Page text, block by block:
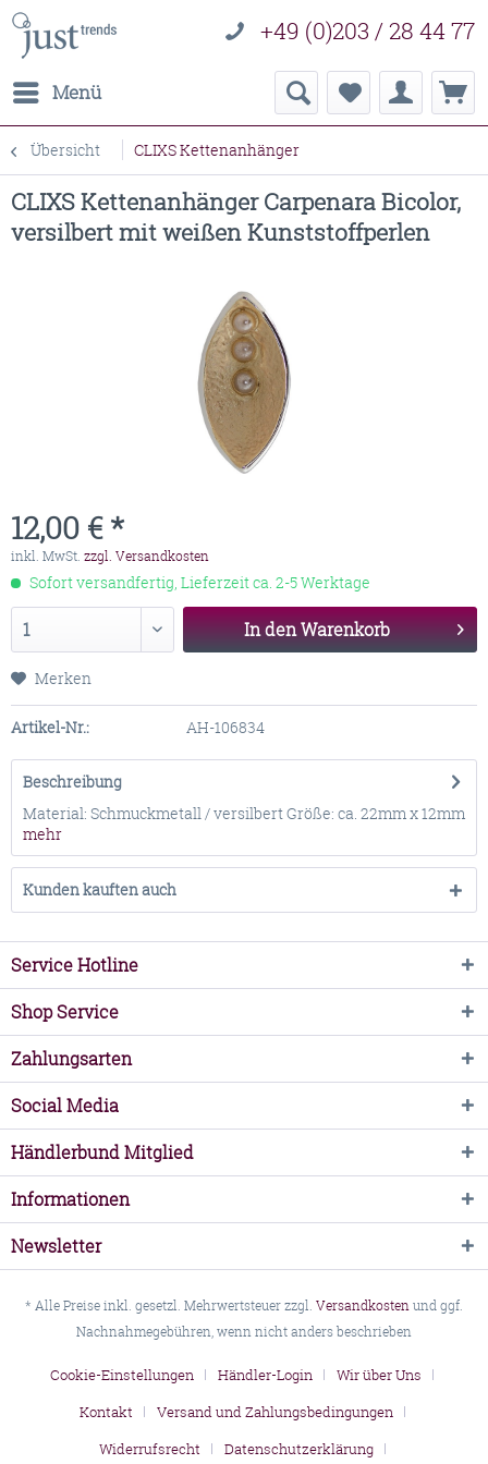
+49 (0)203 / 28 44 77
Menü
Übersicht CLIXS Kettenanhänger
CLIXS Kettenanhänger Carpenara Bicolor,
versilbert mit weißen Kunststoffperlen
12,00 € *
inkl. MwSt. zzgl. Versandkosten
Sofort versandfertig, Lieferzeit ca. 2-5 Werktage
In denWarenkorb
Merken
Artikel-Nr.: AH-106834
Beschreibung
Material: Schmuckmetall / versilbert Größe: ca. 22mm x 12mm
mehr
Kunden kauften auch
Service Hotline
Shop Service
Zahlungsarten
Social Media
Händlerbund Mitglied
Informationen
Newsletter
* Alle Preise inkl. gesetzl. Mehrwertsteuer zzgl. Versandkostenund ggf.
Nachnahmegebühren, wenn nicht anders beschrieben
Cookie-Einstellungen Händler-Login
Wir über Uns
Kontakt
Versand und Zahlungsbedingungen
Widerrufsrecht
Datenschutzerklärung